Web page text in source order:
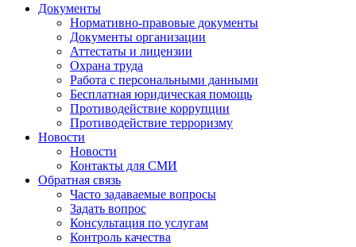
Документы
Нормативно-правовые документы
Документы организации
Аттестаты и лицензии
Охрана труда
Работа с персональными данными
Бесплатная юридическая помощь
Противодействие коррупции
Противодействие терроризму
Новости
Новости
Контакты для СМИ
Обратная связь
Часто задаваемые вопросы
Задать вопрос
Консультация по услугам
Контроль качества